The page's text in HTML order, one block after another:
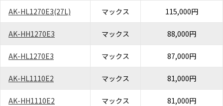
AK-HL1270E3(27L) マックス 115,000円
AK-HH1270E3 マックス 88,000円
AK-HL1270E3 マックス 87,000円
AK-HL1110E2 マックス 81,000円
AK-HH1110E2 マックス 81,000円